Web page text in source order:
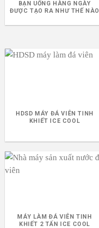
BẠN UỐNG HÀNG NGÀY
ĐƯỢC TẠO RA NHƯ THẾ NÀO
HDSD MÁY ĐÁ VIÊN TINH
KHIẾT ICE COOL
MÁY LÀM ĐÁ VIÊN TINH
KHIẾT 2 TẤN ICE COOL